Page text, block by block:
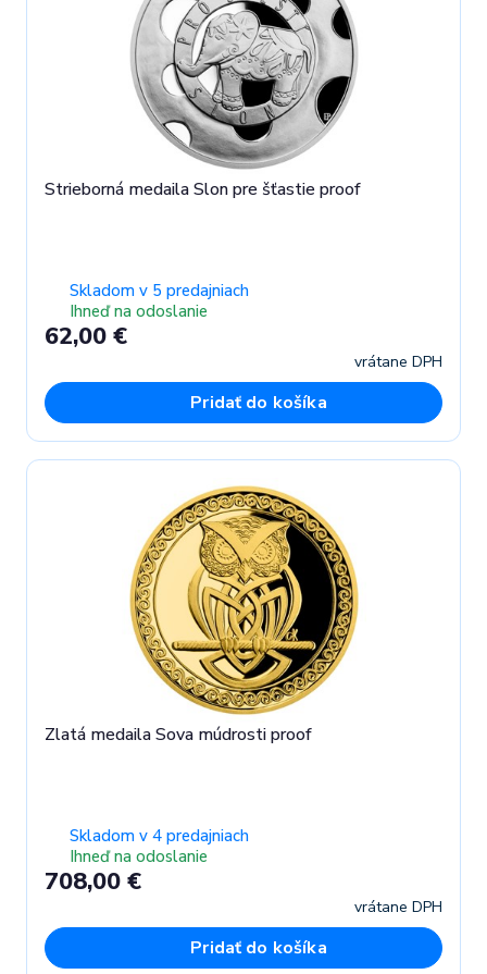
Strieborná medaila Slon pre šťastie proof
Skladom v 5 predajniach
Ihneď na odoslanie
62,00 €
vrátane DPH
Pridať do košíka
Zlatá medaila Sova múdrosti proof
Skladom v 4 predajniach
Ihneď na odoslanie
708,00 €
vrátane DPH
Pridať do košíka